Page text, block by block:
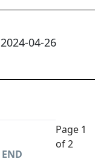
2024-04-26
END
Page 1
of 2